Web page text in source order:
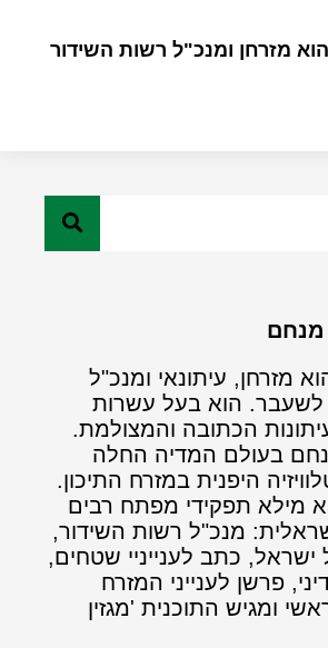
מזרחן ומנכ"ל רשות השידור
מנחם
מזרחן, עיתונאי ומנכ"ל
לשעבר. הוא בעל עשרות
הכתובה והמצולמת.
בעולם המדיה החלה
היפנית במזרח התיכון.
מילא תפקידי מפתח רבים
מנכ"ל רשות השידור,
ישראל, כתב לענייניי שטחים,
פרשן לענייני המזרח
ומגיש התוכנית 'מגזין